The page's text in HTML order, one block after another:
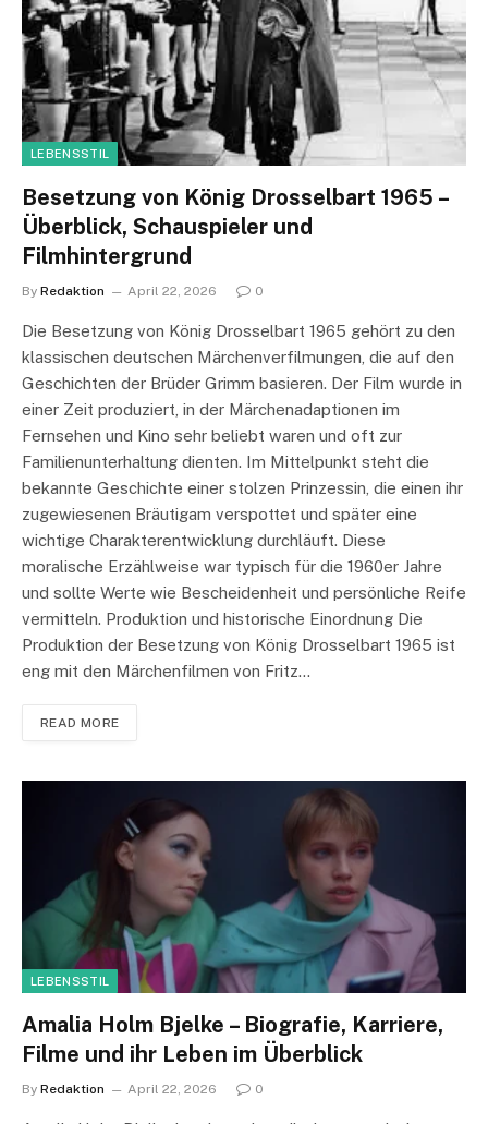
LEBENSSTIL
Besetzung von König Drosselbart 1965 –
Überblick, Schauspieler und
Filmhintergrund
By Redaktion April 22, 2026 0
Die Besetzung von König Drosselbart 1965 gehört zu den
klassischen deutschen Märchenverfilmungen, die auf den
Geschichten der Brüder Grimm basieren. Der Film wurde in
einer Zeit produziert, in der Märchenadaptionen im
Fernsehen und Kino sehr beliebt waren und oft zur
Familienunterhaltung dienten. Im Mittelpunkt steht die
bekannte Geschichte einer stolzen Prinzessin, die einen ihr
zugewiesenen Bräutigam verspottet und später eine
wichtige Charakterentwicklung durchläuft. Diese
moralische Erzählweise war typisch für die 1960er Jahre
und sollte Werte wie Bescheidenheit und persönliche Reife
vermitteln. Produktion und historische Einordnung Die
Produktion der Besetzung von König Drosselbart 1965 ist
eng mit den Märchenfilmen von Fritz…
READ MORE
LEBENSSTIL
Amalia Holm Bjelke – Biografie, Karriere,
Filme und ihr Leben im Überblick
By Redaktion April 22, 2026 0